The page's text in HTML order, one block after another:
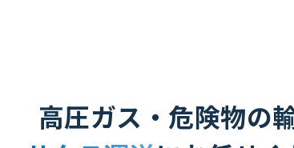
高圧ガス・危険物の